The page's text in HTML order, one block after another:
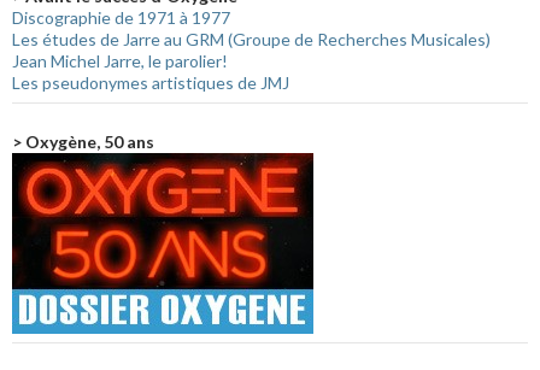
Discographie de 1971 à 1977
Les études de Jarre au GRM (Groupe de Recherches Musicales)
Jean Michel Jarre, le parolier!
Les pseudonymes artistiques de JMJ
> Oxygène, 50 ans